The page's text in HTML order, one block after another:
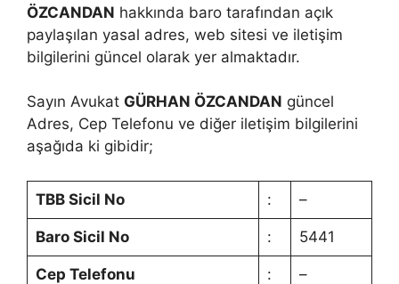
ÖZCANDAN hakkında baro tarafından açık
paylaşılan yasal adres, web sitesi ve iletişim
bilgilerini güncel olarak yer almaktadır.
Sayın Avukat GÜRHAN ÖZCANDAN güncel
Adres, Cep Telefonu ve diğer iletişim bilgilerini
aşağıda ki gibidir;
TBB Sicil No : –
Baro Sicil No : 5441
Cep Telefonu : –